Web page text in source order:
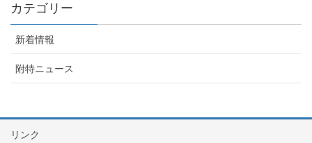
カテゴリー
新着情報
附特ニュース
リンク